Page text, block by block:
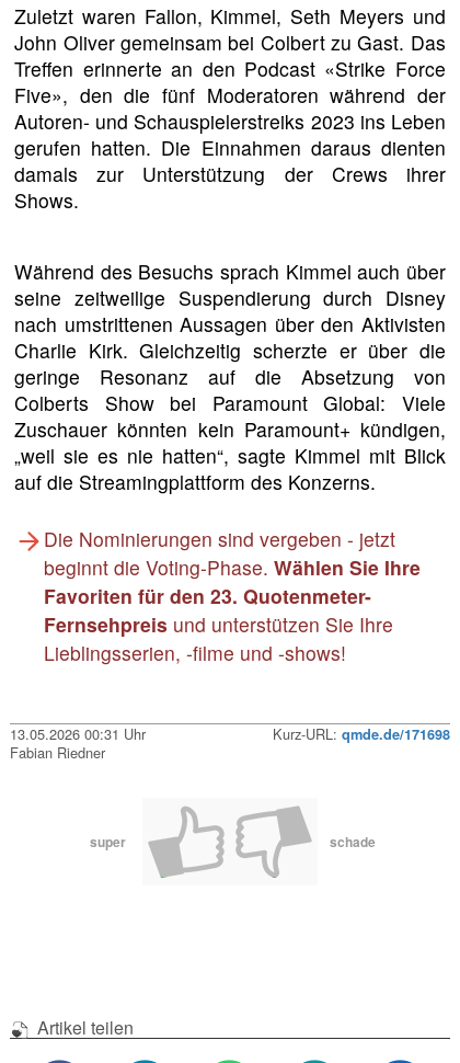
Zuletzt waren Fallon, Kimmel, Seth Meyers und
John Oliver gemeinsam bei Colbert zu Gast. Das
Treffen erinnerte an den Podcast «Strike Force
Five», den die fünf Moderatoren während der
Autoren- und Schauspielerstreiks 2023 ins Leben
gerufen hatten. Die Einnahmen daraus dienten
damals zur Unterstützung der Crews ihrer
Shows.
Während des Besuchs sprach Kimmel auch über
seine zeitweilige Suspendierung durch Disney
nach umstrittenen Aussagen über den Aktivisten
Charlie Kirk. Gleichzeitig scherzte er über die
geringe Resonanz auf die Absetzung von
Colberts Show bei Paramount Global: Viele
Zuschauer könnten kein Paramount+ kündigen,
„weil sie es nie hatten“, sagte Kimmel mit Blick
auf die Streamingplattform des Konzerns.
Die Nominierungen sind vergeben - jetzt
beginnt die Voting-Phase. Wählen Sie Ihre
Favoriten für den 23. Quotenmeter-
Fernsehpreis und unterstützen Sie Ihre
Lieblingsserien, -filme und -shows!
13.05.2026 00:31 Uhr Kurz-URL: qmde.de/171698
Fabian Riedner
super schade
Artikel teilen